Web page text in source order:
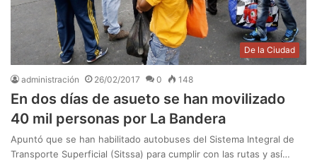
De la Ciudad
administración 26/02/2017 0 148
En dos días de asueto se han movilizado
40 mil personas por La Bandera
Apuntó que se han habilitado autobuses del Sistema Integral de
Transporte Superficial (Sitssa) para cumplir con las rutas y así…